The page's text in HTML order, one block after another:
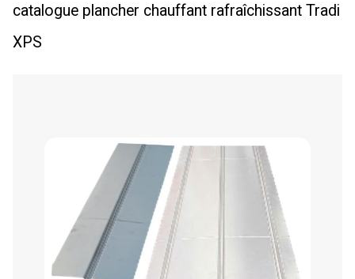
catalogue plancher chauffant rafraîchissant Tradi
XPS